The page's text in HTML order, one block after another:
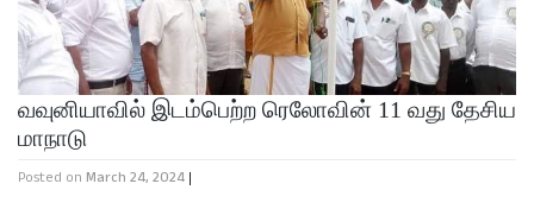
வவுனியாவில் இடம்பெற்ற ரெலோவின் 11 வது தேசிய
மாநாடு
Posted on March 24, 2024 |